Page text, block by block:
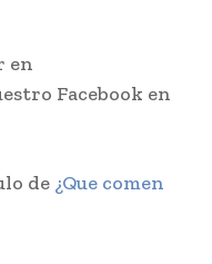
en
Facebook en
de ¿Que comen